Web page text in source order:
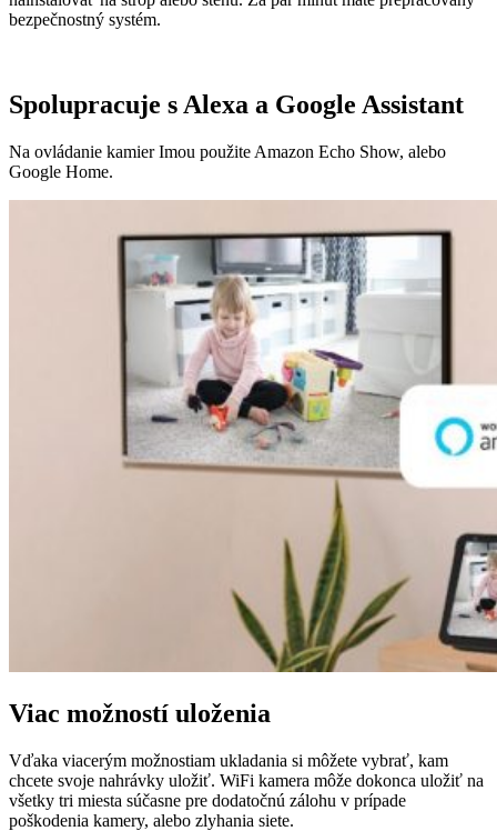
bezpečnostný systém.
Spolupracuje s Alexa a Google Assistant
Na ovládanie kamier Imou použite Amazon Echo Show, alebo
Google Home.
Viac možností uloženia
Vďaka viacerým možnostiam ukladania si môžete vybrať, kam
chcete svoje nahrávky uložiť. WiFi kamera môže dokonca uložiť na
všetky tri miesta súčasne pre dodatočnú zálohu v prípade
poškodenia kamery, alebo zlyhania siete.